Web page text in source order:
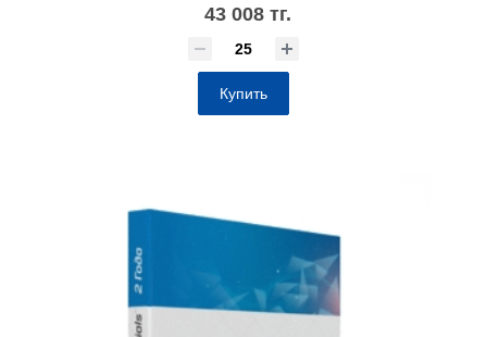
43 008 тг.
Купить